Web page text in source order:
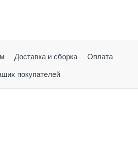
Доставка и сборка Оплата
покупателей